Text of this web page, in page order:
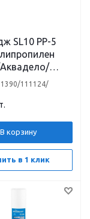
SL10 PP-5
111124/
В корзину
в 1 клик